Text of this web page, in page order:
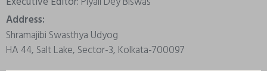
Address:
Shramajibi Swasthya Udyog
HA 44, Salt Lake, Sector-3, Kolkata-700097